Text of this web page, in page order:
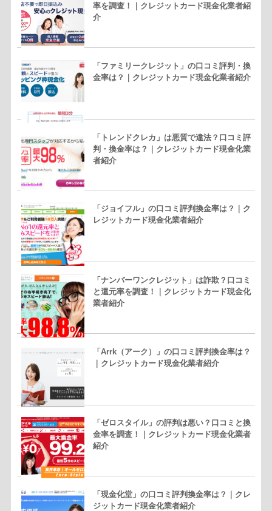
率を調査！｜クレジットカード現金化業者紹
介
「ファミリークレジット」の口コミ評判・換
金率は？｜クレジットカード現金化業者紹介
「トレンドクレカ」は悪質で違法？口コミ評
判・換金率は？｜クレジットカード現金化業
者紹介
「ジョイフル」の口コミ評判換金率は？｜ク
レジットカード現金化業者紹介
「ナンバーワンクレジット」は詐欺？口コミ
と還元率を調査！｜クレジットカード現金化
業者紹介
「Arrk（アーク）」の口コミ評判換金率は？
｜クレジットカード現金化業者紹介
「ゼロスタイル」の評判は悪い？口コミと換
金率を調査！｜クレジットカード現金化業者
紹介
「現金化堂」の口コミ評判換金率は？｜クレ
ジットカード現金化業者紹介